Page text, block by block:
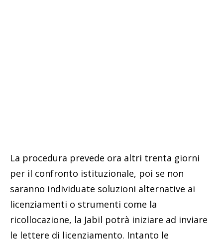
La procedura prevede ora altri trenta giorni
per il confronto istituzionale, poi se non
saranno individuate soluzioni alternative ai
licenziamenti o strumenti come la
ricollocazione, la Jabil potrà iniziare ad inviare
le lettere di licenziamento. Intanto le